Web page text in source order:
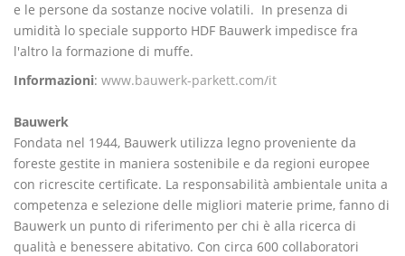
e le persone da sostanze nocive volatili. In presenza di
umidità lo speciale supporto HDF Bauwerk impedisce fra
l'altro la formazione di muffe.
Informazioni: www.bauwerk-parkett.com/it
Bauwerk
Fondata nel 1944, Bauwerk utilizza legno proveniente da
foreste gestite in maniera sostenibile e da regioni europee
con ricrescite certificate. La responsabilità ambientale unita a
competenza e selezione delle migliori materie prime, fanno di
Bauwerk un punto di riferimento per chi è alla ricerca di
qualità e benessere abitativo. Con circa 600 collaboratori